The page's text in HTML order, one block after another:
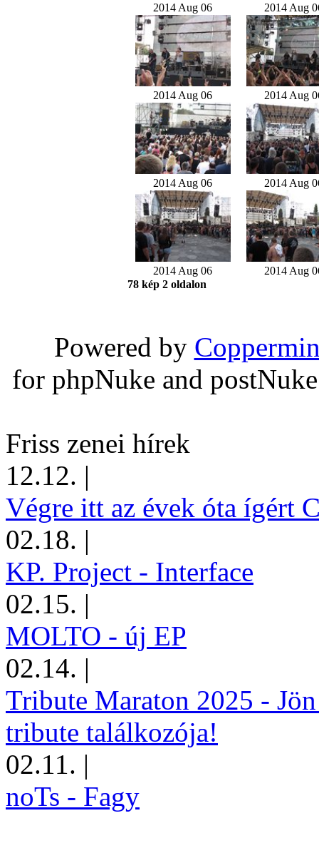
2014 Aug 06 2014 Aug
2014 Aug 06 2014 Aug
2014 Aug 06 2014 Aug
2014 Aug 06
2014 Aug
78 kép 2 oldalon
Powered by
for phpNuke and
Friss zenei hírek
12.12. |
Végre itt az évek óta ígért
02.18. |
KP. Project - Interface
02.15. |
MOLTO - új EP
02.14. |
Tribute Maraton 2025 -
tribute találkozója!
02.11. |
noTs - Fagy